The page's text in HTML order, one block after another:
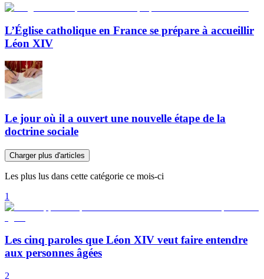
L’Église catholique en France se prépare à accueillir
Léon XIV
Le jour où il a ouvert une nouvelle étape de la
doctrine sociale
Charger plus d'articles
Les plus lus dans cette catégorie ce mois-ci
1
Les cinq paroles que Léon XIV veut faire entendre
aux personnes âgées
2